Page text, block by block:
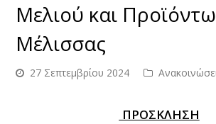
Μελιού και
Μέλισσας
27 Σεπτεμβρίου 2024
ΠΡΟΣΚΛΗΣΗ